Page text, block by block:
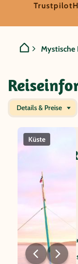
Chile
Trustpilot
Mystische
Details & Preise
Küste
Reiseland
Name
Dauer
Reisebeginn
Beste